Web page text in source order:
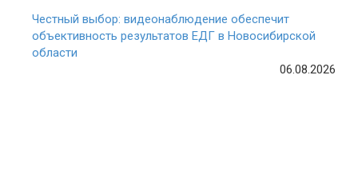
Честный выбор: видеонаблюдение обеспечит
объективность результатов ЕДГ в Новосибирской
области
06.08.2026